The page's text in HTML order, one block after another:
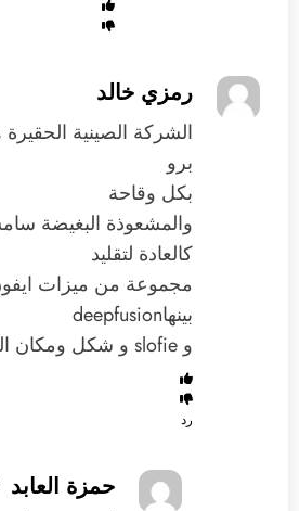
رمزي خالد
الشركة الصينية
برو
بكل وقاحة
والمشعوذة البغيضة
كالعادة لتقليد
بينهاdeepfusion
و slofie و شكل ومكان الكاميرات
رد
حمزة